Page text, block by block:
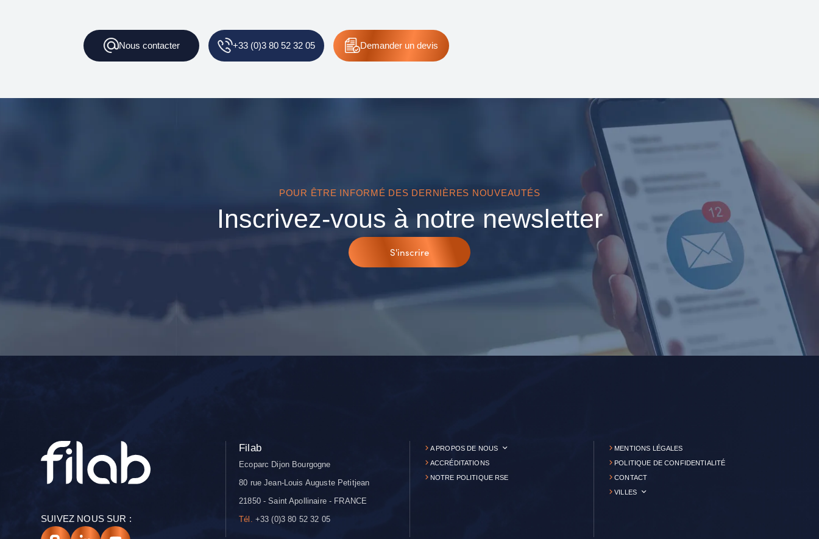
Nous contacter +33 (0)3 80 52 32 05 Demanderun devis
POUR ÊTRE INFORMÉ DES DERNIÈRES NOUVEAUTÉS
Inscrivez-vous à notre newsletter
S'inscrire
SUIVEZ NOUS SUR :
Filab
Ecoparc Dijon Bourgogne
80 rue Jean-Louis Auguste Petitjean
21850 - Saint Apollinaire - FRANCE
Tél.
+33 (0)3 80 52 32 05
A PROPOS DE NOUS
ACCRÉDITATIONS
NOTRE POLITIQUE RSE
MENTIONS LÉGALES
POLITIQUE DE CONFIDENTIALITÉ
CONTACT
VILLES